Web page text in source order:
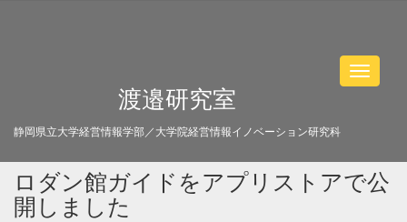
Toggle
渡邉研究室
静岡県立大学経営情報学部／大学院経営情報イノベーション研究科
ロダン館ガイドをアプリストアで公
開しました